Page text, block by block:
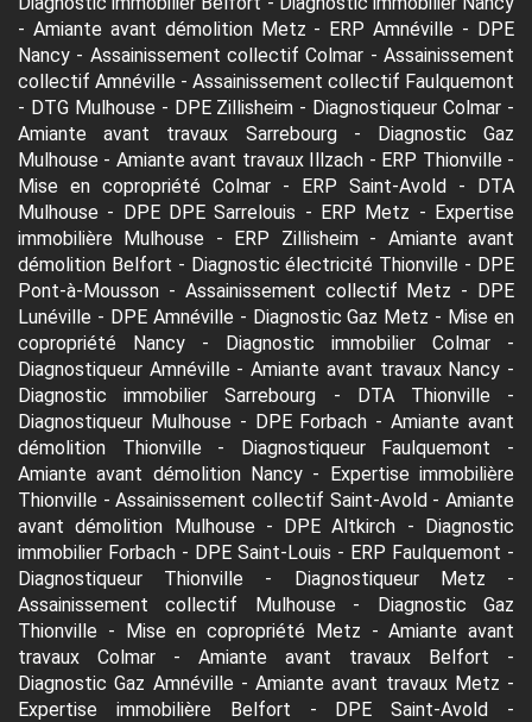
- Amiante avant démolition Metz - ERP Amnéville - DPE
Nancy - Assainissement collectif Colmar -Assainissement
collectif Amnéville - Assainissement collectif Faulquemont
- DTG Mulhouse - DPE Zillisheim - Diagnostiqueur Colmar -
Amiante avant travaux Sarrebourg- Diagnostic Gaz
Mulhouse - Amiante avant travaux Illzach - ERP Thionville -
Mise en copropriété Colmar - ERP Saint-Avold - DTA
Mulhouse - DPE DPE Sarrelouis - ERP Metz - Expertise
immobilière Mulhouse - ERP Zillisheim- Amiante avant
démolition Belfort - Diagnostic électricité Thionville - DPE
Pont-à-Mousson - Assainissement collectif Metz - DPE
Lunéville - DPE Amnéville - Diagnostic Gaz Metz - Mise en
copropriété Nancy - Diagnostic immobilier Colmar -
Diagnostiqueur Amnéville -Amiante avant travaux Nancy -
Diagnostic immobilier Sarrebourg - DTA Thionville -
Diagnostiqueur Mulhouse - DPE Forbach -Amiante avant
démolition Thionville - Diagnostiqueur Faulquemont -
Amiante avant démolition Nancy - Expertise immobilière
Thionville -Assainissement collectif Saint-Avold-Amiante
avant démolition Mulhouse - DPE Altkirch - Diagnostic
immobilier Forbach - DPE Saint-Louis - ERP Faulquemont -
Diagnostiqueur Thionville - Diagnostiqueur Metz -
Assainissement collectif Mulhouse - Diagnostic Gaz
Thionville - Mise en copropriété Metz -Amiante avant
travaux Colmar - Amiante avant travaux Belfort -
Diagnostic Gaz Amnéville - Amiante avant travaux Metz -
Expertise immobilière Belfort - DPE Saint-Avold -